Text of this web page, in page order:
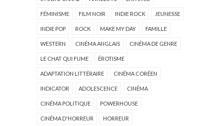
FÉMINISME FILM NOIR INDIE ROCK JEUNESSE
INDIE POP ROCK MAKE MY DAY FAMILLE
WESTERN CINÉMA ANGLAIS CINÉMA DE GENRE
LE CHAT QUI FUME ÉROTISME
ADAPTATION LITTÉRAIRE CINÉMA CORÉEN
INDICATOR ADOLESCENCE CINÉMA
CINÉMA POLITIQUE POWERHOUSE
CINÉMA D'HORREUR HORREUR